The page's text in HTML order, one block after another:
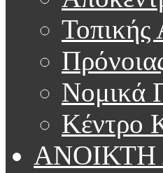
Τοπικής
Νομικά
Κέντρο